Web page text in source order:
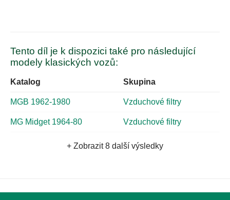
Tento díl je k dispozici také pro následující
modely klasických vozů:
Katalog Skupina
MGB 1962-1980 Vzduchové filtry
MG Midget 1964-80 Vzduchové filtry
+ Zobrazit 8 další výsledky